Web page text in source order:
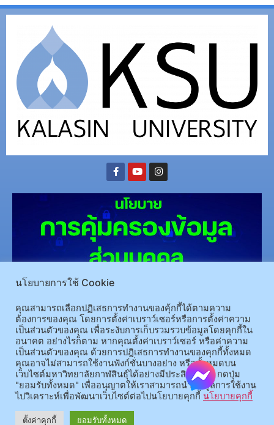
(อ.นามน)13 หมู่ 14 ต.สงเปลือย อ.นามน จ.กาฬสินธุ์ 46230โทรศัพท์ : 043-602-055 โทรสาร :
043-602-044
(อ.เมือง)62/1 ถ.เกษตรสมบูรณ์ ต.กาฬสินธุ์ อ.เมือง จ.กาฬสินธุ์ 46000โทรศัพท์ 043-811128 08-
64584360 โทรสาร 043-813070
© 2025 All rights Reserved.
นโยบายการใช้ Cookie
คุณสามารถเลือกปฏิเสธการทำงานของคุ้กกี้ได้ตามความ
ต้องการของคุณ โดยการตั้งค่าเบราว์เซอร์หรือการตั้งค่าความ
เป็นส่วนตัวของคุณ เพื่อระงับการเก็บรวมรวบข้อมูลโดยคุกกี้ใน
อนาคต อย่างไรก็ตาม หากคุณตั้งค่าเบราว์เซอร์ หรือค่าความ
เป็นส่วนตัวของคุณ ด้วยการปฎิเสธการทำงานของคุกกี้ทั้งหมด
คุณอาจไม่สามารถใช้งานฟังก์ชั่นบางอย่าง หรือทั้งหมดบน
เว็บไซต์มหาวิทยาลัยกาฬสินธุ์ได้อย่างมีประสิทธิภาพ กดปุ่ม
"ยอมรับทั้งหมด" เพื่ออนุญาตให้เราสามารถนำข้อมูลการใช้งาน
ไปวิเคราะห์เพื่อพัฒนาเว็บไซต์ต่อไปนโยบายคุกกี้ นโยบายคุกกี้
ตั้งค่าคุกกี้ ยอมรับทั้งหมด